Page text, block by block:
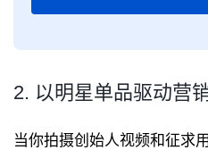
2. 以明星单品驱动营
当你拍摄创始人视频和征求